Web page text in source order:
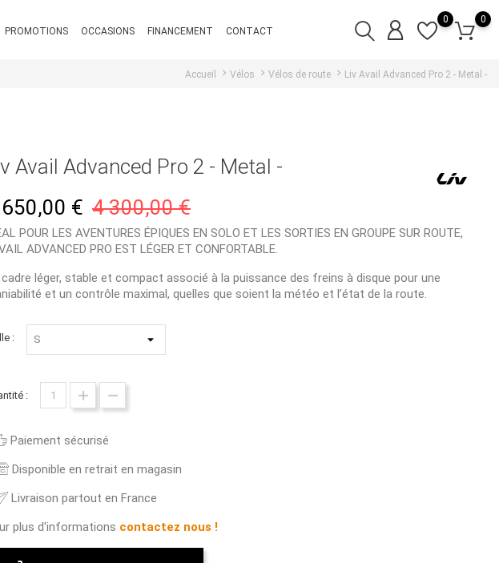
PROMOTIONS OCCASIONS FINANCEMENT CONTACT
0
0
Accueil Vélos Vélos de route Liv Avail Advanced Pro 2 - Metal -
Avail Advanced Pro 2 - Metal -
€ 4 300,00 €
POUR LES AVENTURES ÉPIQUES EN SOLO ET LES SORTIES EN GROUPE SUR ROUTE,
ADVANCED PRO EST LÉGER ET CONFORTABLE.
cadre léger, stable et compact associé à la puissance des freins à disque pour une
et un contrôle maximal, quelles que soient la météo et l’état de la route.
:
:
Paiement sécurisé
Disponible en retrait en magasin
Livraison partout en France
plus d'informations contactez nous !